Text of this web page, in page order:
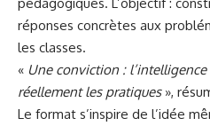
réponses concrètes aux
les classes.
« Une conviction :
réellement les pratiques»,
Le format s’inspire de l’idée